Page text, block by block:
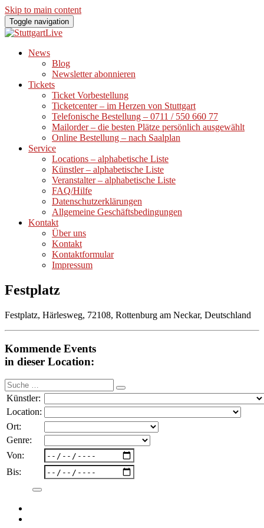
Skip to main content
Toggle navigation
News
Blog
Newsletter abonnieren
Tickets
Ticket Vorbestellung
Ticketcenter – im Herzen von Stuttgart
Telefonische Bestellung – 0711 / 550 660 77
Mailorder – die besten Plätze persönlich ausgewählt
Online Bestellung – nach Saalplan
Service
Locations – alphabetische Liste
Künstler – alphabetische Liste
Veranstalter – alphabetische Liste
FAQ/Hilfe
Datenschutzerklärungen
Allgemeine Geschäftsbedingungen
Kontakt
Über uns
Kontakt
Kontaktformular
Impressum
Festplatz
Festplatz, Härlesweg, 72108, Rottenburg am Neckar, Deutschland
Kommende Events
in dieser Location:
Suche
nach:
Künstler:
Location:
Ort:
Genre:
Von:
Bis: